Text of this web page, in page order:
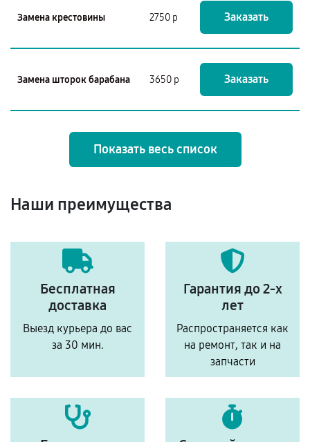
Замена крестовины 2750 р Заказать
Замена шторок барабана 3650 р Заказать
Показать весь список
Наши преимущества
Бесплатная
доставка
Выезд курьера до вас
за 30 мин.
Гарантия до 2-х
лет
Распространяется как
на ремонт, так и на
запчасти